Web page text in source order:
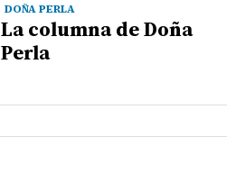
DOÑA PERLA
La columna de Doña
Perla